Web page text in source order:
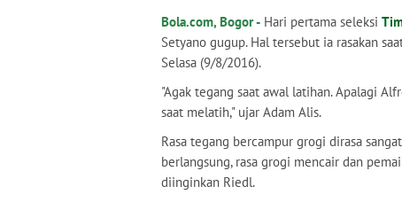
Bola.com, Bogor - Hari pertama seleksi
Setyano gugup. Hal tersebut ia rasakan
Selasa (9/8/2016).
"Agak tegang saat awal latihan. Apalagi
saat melatih," ujar Adam Alis.
Rasa tegang bercampur grogi dirasa
berlangsung, rasa grogi mencair dan
diinginkan Riedl.